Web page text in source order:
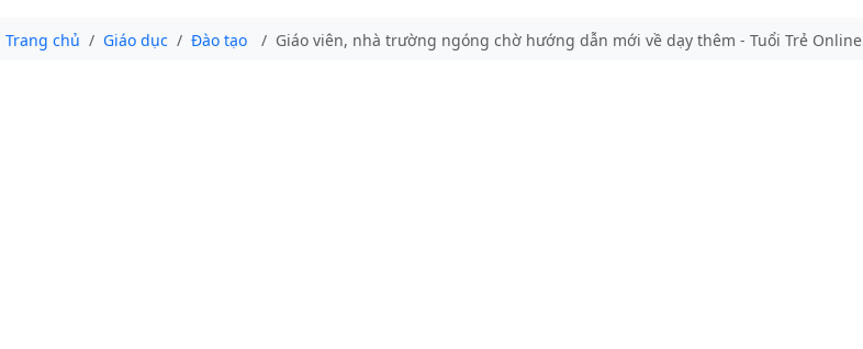
Trang chủ Giáo dục Đào tạo Giáo viên, nhà trường ngóng chờ hướng dẫn mới về dạy thêm - Tuổi Trẻ Online